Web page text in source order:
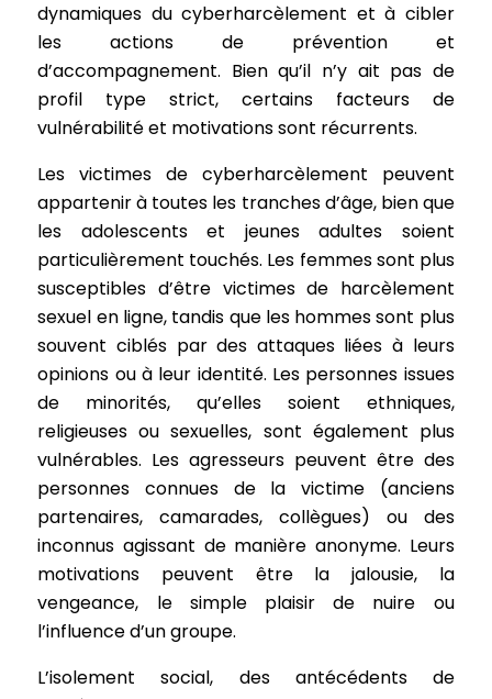
dynamiques du cyberharcèlement et à cibler
les actions de prévention et
d’accompagnement. Bien qu’il n’y ait pas de
profil type strict, certains facteurs de
vulnérabilité et motivations sont récurrents.
Les victimes de cyberharcèlement peuvent
appartenir à toutes les tranches d’âge, bien que
les adolescents et jeunes adultes soient
particulièrement touchés. Les femmes sont plus
susceptibles d’être victimes de harcèlement
sexuel en ligne, tandis que les hommes sont plus
souvent ciblés par des attaques liées à leurs
opinions ou à leur identité. Les personnes issues
de minorités, qu’elles soient ethniques,
religieuses ou sexuelles, sont également plus
vulnérables. Les agresseurs peuvent être des
personnes connues de la victime (anciens
partenaires, camarades, collègues) ou des
inconnus agissant de manière anonyme. Leurs
motivations peuvent être la jalousie, la
vengeance, le simple plaisir de nuire ou
l’influence d’un groupe.
L’isolement social, des antécédents de